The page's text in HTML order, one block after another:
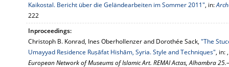
Kaikostal. Bericht über die Geländearbeiten im Sommer 2011", in:
222
Inproceedings:
Christoph B. Konrad, Ines Oberhollenzer and Dorothée Sack, "The
Umayyad Residence Ruṣāfat Hishām, Syria. Style and Techniques", in:
European Network of Museums of Islamic Art. REMAI Actas, Alhambra